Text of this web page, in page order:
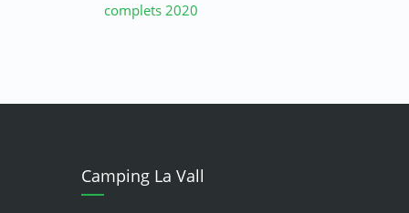
complets 2020
Camping La Vall